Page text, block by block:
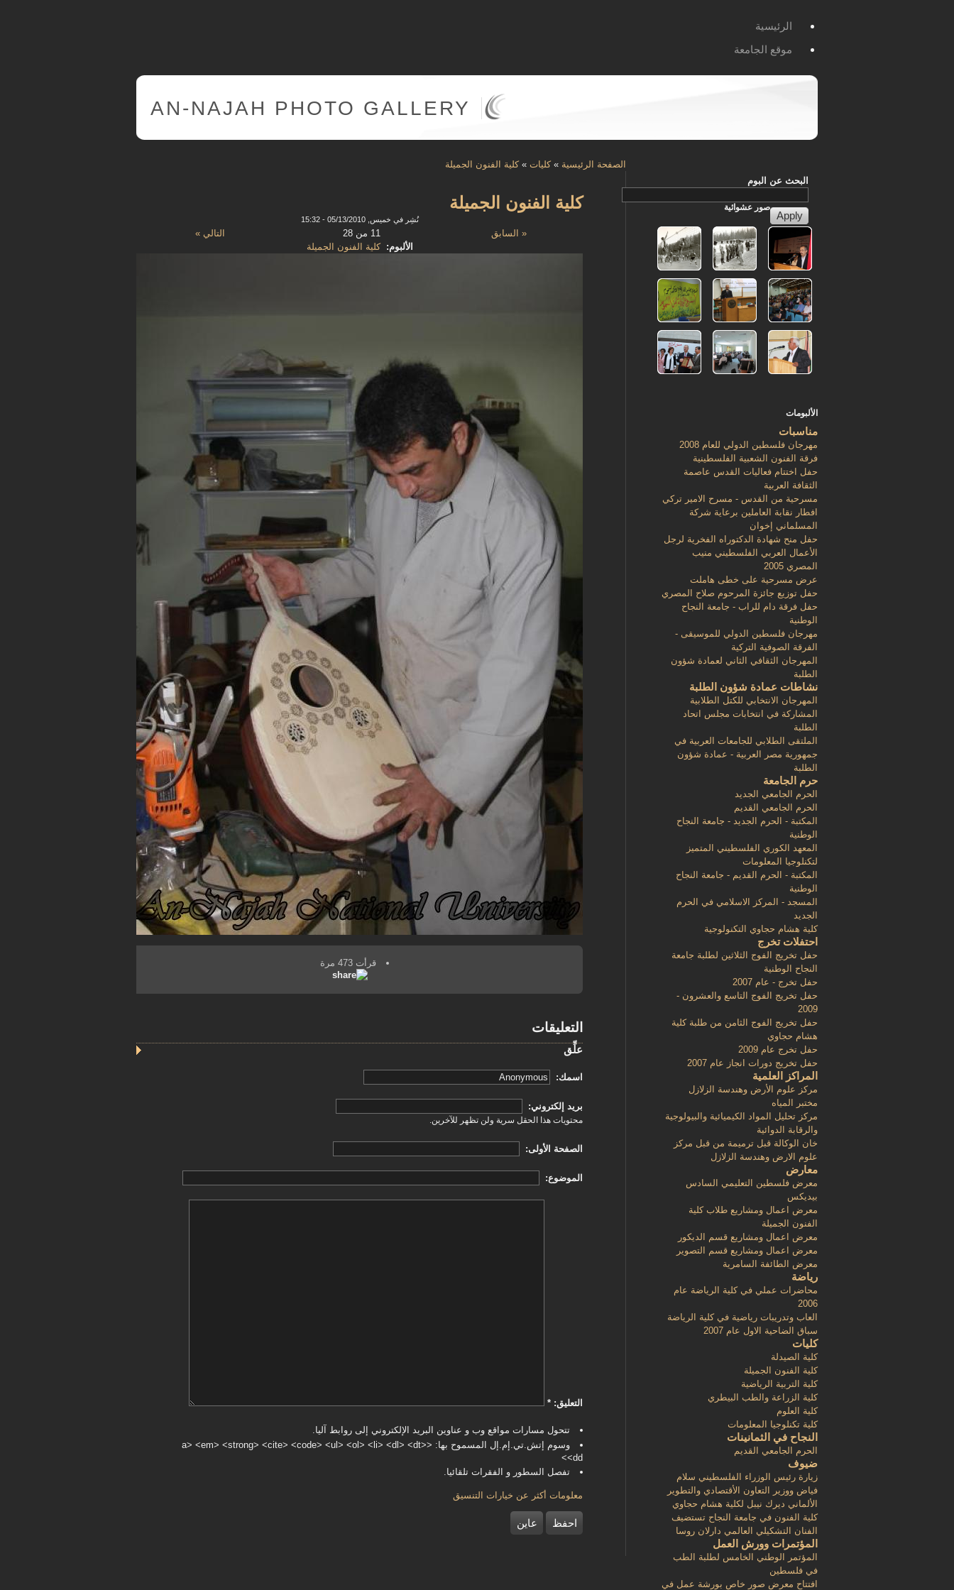
الرئيسية
موقع الجامعة
AN-NAJAH PHOTO GALLERY
الصفحة الرئيسية »كليات »كلية الفنون الجميلة
كلية الفنون الجميلة
نُشِر في خميس, 05/13/2010 - 15:32
« السابق 11 من 28
التالي »
الألبوم:
كلية الفنون الجميلة
قرأت 473 مرة
التعليقات
علِّق
‏اسمك: ‏
‏بريد إلكتروني: ‏
محتويات هذا الحقل سرية ولن تظهر للآخرين.
‏الصفحة الأولى: ‏
‏الموضوع: ‏
‏التعليق: ‏ *
تتحول مسارات مواقع وب و عناوين البريد الإلكتروني إلى روابط آليا.
وسوم إتش.تي.إم.إل المسموح بها: <a> <em> <strong> <cite> <code> <ul> <ol> <li> <dl> <dt>
<dd>
تفصل السطور و الفقرات تلقائيا.
معلومات أكثر عن خيارات التنسيق
البحث عن البوم
صور عشوائية
الألبومات
مناسبات
مهرجان فلسطين الدولي للعام 2008
فرقة الفنون الشعبية الفلسطينية
حفل اختتام فعاليات القدس عاصمة
الثقافة العربية
مسرحية من القدس - مسرح الامير تركي
افطار نقابة العاملين برعاية شركة
المسلماني إخوان
حفل منح شهادة الدكتوراه الفخرية لرجل
الأعمال العربي الفلسطيني منيب
المصري 2005
عرض مسرحية على خطى هاملت
حفل توزيع جائزة المرحوم صلاح المصري
حفل فرقة دام للراب - جامعة النجاح
الوطنية
مهرجان فلسطين الدولي للموسيقى -
الفرقة الصوفية التركية
المهرجان الثقافي الثاني لعمادة شؤون
الطلبة
نشاطات عمادة شؤون الطلبة
المهرجان الانتخابي للكتل الطلابية
المشاركة في انتخابات مجلس اتحاد
الطلبة
الملتقى الطلابي للجامعات العربية في
جمهورية مصر العربية - عمادة شؤون
الطلبة
حرم الجامعة
الحرم الجامعي الجديد
الحرم الجامعي القديم
المكتبة - الحرم الجديد - جامعة النجاح
الوطنية
المعهد الكوري الفلسطيني المتميز
لتكنلوجيا المعلومات
المكتبة - الحرم القديم - جامعة النجاح
الوطنية
المسجد - المركز الاسلامي في الحرم
الجديد
كلية هشام حجاوي التكنولوجية
احتفلات تخرج
حفل تخريج الفوج الثلاثين لطلبة جامعة
النجاح الوطنية
حفل تخرج - عام 2007
حفل تخريج الفوج التاسع والعشرون -
2009
حفل تخريج الفوج الثامن من طلبة كلية
هشام حجاوي
حفل تخرج عام 2009
حفل تخريج دورات انجاز عام 2007
المراكز العلمية
مركز علوم الأرض وهندسة الزلازل
مختبر المياه
مركز تحليل المواد الكيميائية والبيولوجية
والرقابة الدوائية
خان الوكالة قبل ترميمة من قبل مركز
علوم الارض وهندسة الزلازل
معارض
معرض فلسطين التعليمي السادس
بيديكس
معرض اعمال ومشاريع طلاب كلية
الفنون الجميلة
معرض اعمال ومشاريع قسم الديكور
معرض اعمال ومشاريع قسم التصوير
معرض الطائفة السامرية
رياضة
محاضرات عملي في كلية الرياضة عام
2006
العاب وتدريبات رياضية في كلية الرياضة
سباق الضاحية الاول عام 2007
كليات
كلية الصيدلة
كلية الفنون الجميلة
كلية التربية الرياضية
كلية الزراعة والطب البيطري
كلية العلوم
كلية تكنلوجيا المعلومات
النجاح في الثمانينات
الحرم الجامعي القديم
ضيوف
زيارة رئيس الوزراء الفلسطيني سلام
فياض ووزير التعاون الأقتصادي والتطوير
الألماني ديرك نيبل لكلية هشام حجاوي
كلية الفنون في جامعة النجاح تستضيف
الفنان التشكيلي العالمي دارلان روسا
المؤتمرات وورش العمل
المؤتمر الوطني الخامس لطلبة الطب
في فلسطين
افتتاح معرض صور خاص بورشة عمل في